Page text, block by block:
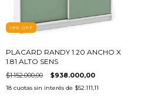
19% OFF
PLACARD RANDY 1.20 ANCHO X
1.81 ALTO SENS
$1.152.000,00 $938.000,00
18 cuotas sin interés de $52.111,11